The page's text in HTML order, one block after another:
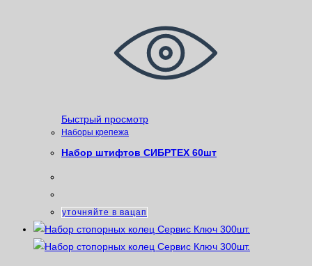
Быстрый просмотр
Наборы крепежа
Набор штифтов СИБРТЕХ 60шт
уточняйте в вацап